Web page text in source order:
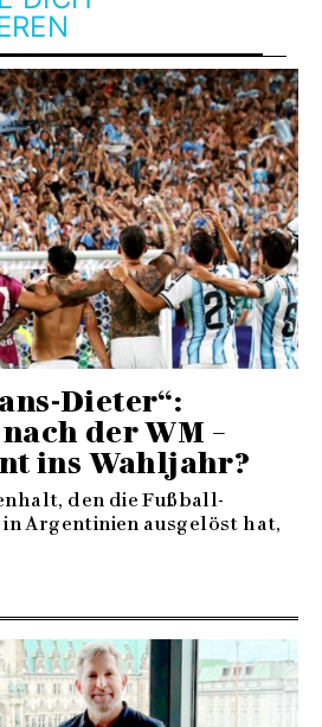
Dieter“:
der WM –
ins Wahljahr?
den die Fußball-
Argentinien ausgelöst hat,